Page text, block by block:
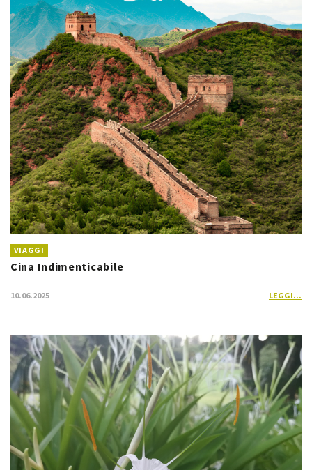
VIAGGI
Cina Indimenticabile
10.06.2025 LEGGI...